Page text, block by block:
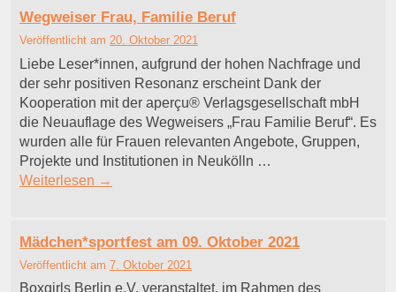
Wegweiser Frau, Familie Beruf
Veröffentlicht am 20. Oktober 2021
Liebe Leser*innen, aufgrund der hohen Nachfrage und
der sehr positiven Resonanz erscheint Dank der
Kooperation mit der aperçu® Verlagsgesellschaft mbH
die Neuauflage des Wegweisers „Frau Familie Beruf“. Es
wurden alle für Frauen relevanten Angebote, Gruppen,
Projekte und Institutionen in Neukölln …
Weiterlesen →
Mädchen*sportfest am 09. Oktober 2021
Veröffentlicht am 7. Oktober 2021
Boxgirls Berlin e.V. veranstaltet, im Rahmen des